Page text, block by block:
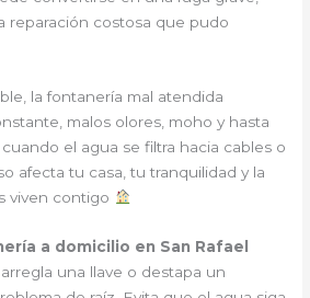
reparación costosa que pudo
la fontanería mal atendida
malos olores, moho y hasta
el agua se filtra hacia cables o
afecta tu casa, tu tranquilidad y la
viven contigo
a domicilio en San Rafael
una llave o destapa un